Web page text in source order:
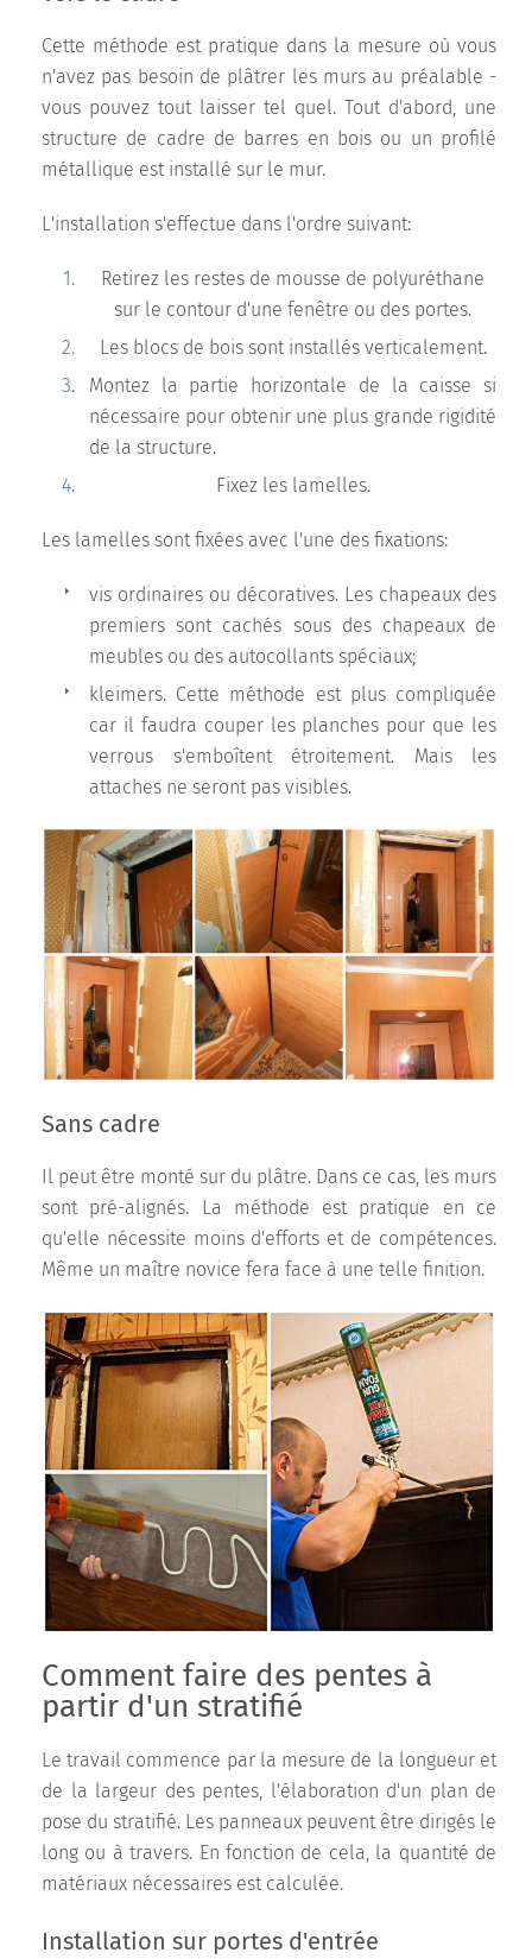
Cette méthode est pratique dans la mesure où vous
n'avez pas besoin de plâtrer les murs au préalable -
vous pouvez tout laisser tel quel. Tout d'abord, une
structure de cadre de barres en bois ou un profilé
métallique est installé sur le mur.
L'installation s'effectue dans l'ordre suivant:
Retirez les restes de mousse de polyuréthane
sur le contour d'une fenêtre ou des portes.
Les blocs de bois sont installés verticalement.
Montez la partie horizontale de la caisse si
nécessaire pour obtenir une plus grande rigidité
de la structure.
Fixez les lamelles.
Les lamelles sont fixées avec l'une des fixations:
vis ordinaires ou décoratives. Les chapeaux des
premiers sont cachés sous des chapeaux de
meubles ou des autocollants spéciaux;
kleimers. Cette méthode est plus compliquée
car il faudra couper les planches pour que les
verrous s'emboîtent étroitement. Mais les
attaches ne seront pas visibles.
Sans cadre
Il peut être monté sur du plâtre. Dans ce cas, les murs
sont pré-alignés. La méthode est pratique en ce
qu'elle nécessite moins d'efforts et de compétences.
Même un maître novice fera face à une telle finition.
Comment faire des pentes à
partir d'un stratifié
Le travail commence par la mesure de la longueur et
de la largeur des pentes, l'élaboration d'un plan de
pose du stratifié. Les panneaux peuvent être dirigés le
long ou à travers. En fonction de cela, la quantité de
matériaux nécessaires est calculée.
Installation sur portes d'entrée